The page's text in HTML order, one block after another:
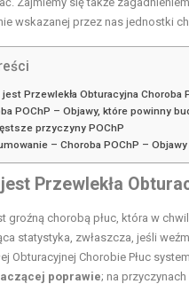
wskazanej przez nas jednostki
Przewlekła Obturacyjna Choroba
POChP – Objawy, które powinny
przyczyny POChP
– Choroba POChP – Objawy
Przewlekła
groźną chorobą płuc, która w
statystyka, zwłaszcza, jeśli
Obturacyjnej Chorobie Płuc
poprawie; na